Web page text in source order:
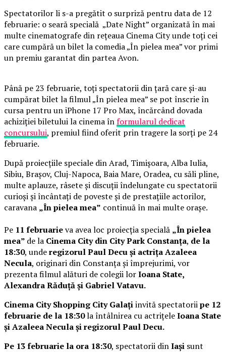
Spectatorilor li s-a pregătit o surpriză pentru data de 12
februarie: o seară specială „Date Night” organizată în mai
multe cinematografe din rețeaua Cinema City unde toți cei
care cumpără un bilet la comedia „În pielea mea” vor primi
un premiu garantat din partea Avon.
Până pe 23 februarie, toți spectatorii din țară care și-au
cumpărat bilet la filmul „În pielea mea” se pot înscrie în
cursa pentru un iPhone 17 Pro Max, încărcând dovada
achiziției biletului la cinema înformularul dedicat
concursului, premiul fiind oferit prin tragere la sorți pe 24
februarie.
După proiecțiile speciale din Arad, Timișoara, Alba Iulia,
Sibiu, Brașov, Cluj-Napoca, Baia Mare, Oradea, cu săli pline,
multe aplauze, râsete și discuții îndelungate cu spectatorii
curioși și încântați de poveste și de prestațiile actorilor,
caravana „În pielea mea” continuă în mai multe orașe.
Pe 11 februarieva avea loc proiecția specială „În pielea
mea” de la Cinema City din City Park Constanța, de la
18:30, underegizorul Paul Decu și actrița Azaleea
Necula, originari din Constanța și împrejurimi, vor
prezenta filmul alături de colegii lorIoana State,
Alexandra Răduță și Gabriel Vatavu.
Cinema City Shopping City Galațiinvită spectatoriipe 12
februarie de la 18:30la întâlnirea cu actrițeleIoana State
și Azaleea Necula și regizorul Paul Decu.
Pe 13 februarie la ora 18:30, spectatorii dinIași sunt